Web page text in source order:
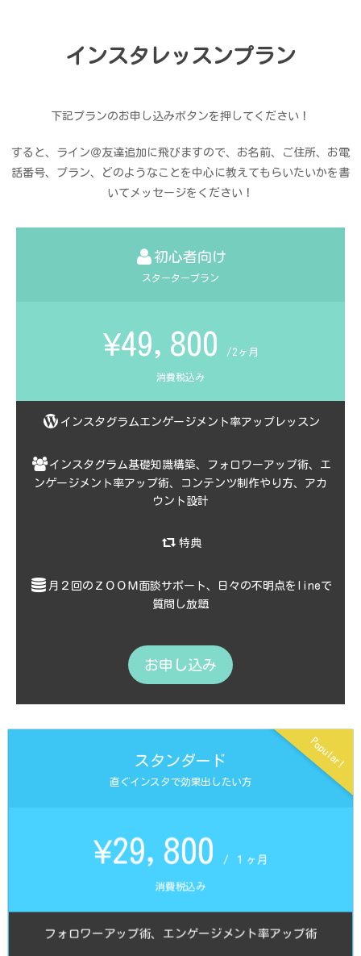
インスタレッスンプラン
下記プランのお申し込みボタンを押してください！
すると、ライン＠友達追加に飛びますので、お名前、ご住所、お電
話番号、プラン、どのようなことを中心に教えてもらいたいかを書
いてメッセージをください！
初心者向け
スタータープラン
¥49,800 /2ヶ月
消費税込み
インスタグラムエンゲージメント率アップレッスン
インスタグラム基礎知識構築、フォロワーアップ術、エ
ンゲージメント率アップ術、コンテンツ制作やり方、アカ
ウント設計
特典
月２回のＺＯＯＭ面談サポート、日々の不明点をlineで
質問し放題
お申し込み
スタンダード
直ぐインスタで効果出したい方
¥29,800 / １ヶ月
消費税込み
フォロワーアップ術、エンゲージメント率アップ術
Popular!